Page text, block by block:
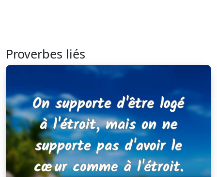
Proverbes liés